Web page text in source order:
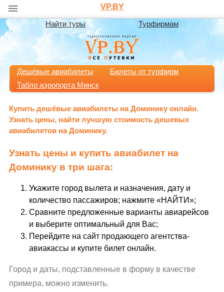
VP.BY
Найти туры Турфирмам
Дешёвые авиабилеты
Билеты от турфирм
Табло аэропорта Минск
Купить дешёвые авиабилеты на Доминику онлайн.
Узнать цены, найти лучшую стоимость дешевых
авиабилетов на Доминику.
Узнать цены и купить авиабилет на
Доминику в три шага:
Укажите город вылета и назначения, дату и
количество пассажиров; нажмите «НАЙТИ»;
Сравните предложенные варианты авиарейсов
и выберите оптимальный для Вас;
Перейдите на сайт продающего агентства-
авиакассы и купите билет онлайн.
Город и даты, подставленные в форму в качестве
примера, можно изменить.